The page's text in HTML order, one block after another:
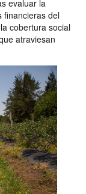
evaluar la
financieras del
cobertura social
atraviesan